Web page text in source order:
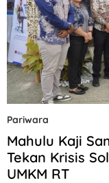
Pariwara
Mahulu Kaji
Tekan Krisis
UMKM RT